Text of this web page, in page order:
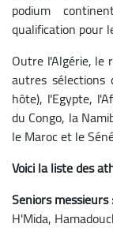
podium
qualification pour
Outre l'Algérie, le
autres
hôte), l'Egypte,
du Congo, la
le Maroc et le
Voici la liste des
Seniors messieurs :
H'Mida,